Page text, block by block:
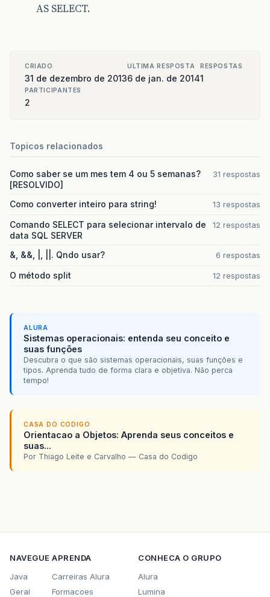
AS SELECT.
CRIADO
31 de dezembro de 2013
ULTIMA RESPOSTA
6 de jan. de 2014
RESPOSTAS
1
PARTICIPANTES
2
Topicos relacionados
Como saber se um mes tem 4 ou 5 semanas?
[RESOLVIDO]
31 respostas
Como converter inteiro para string! 13 respostas
Comando SELECT para selecionar intervalo de
data SQL SERVER
12 respostas
&, &&, |, ||. Qndo usar? 6 respostas
O método split 12 respostas
ALURA
Sistemas operacionais: entenda seu conceito e
suas funções
Descubra o que são sistemas operacionais, suas funções e
tipos. Aprenda tudo de forma clara e objetiva. Não perca
tempo!
CASA DO CODIGO
Orientacao a Objetos: Aprenda seus conceitos e
suas...
Por Thiago Leite e Carvalho — Casa do Codigo
NAVEGUE
Java
Geral
APRENDA
Carreiras Alura
Formacoes
CONHECA O GRUPO
Alura
Lumina